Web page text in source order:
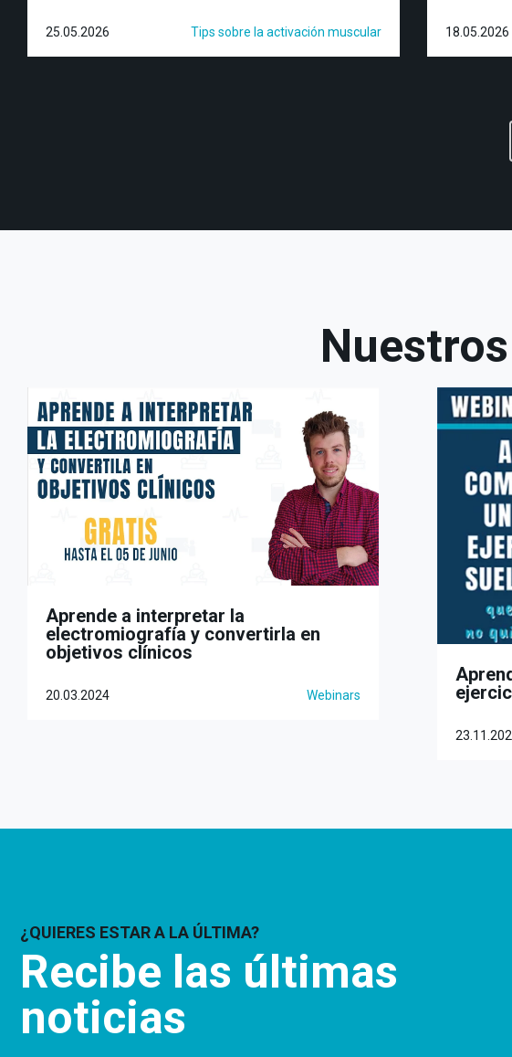
25.05.2026 Tips sobre la activación muscular 18.05.2026
Aprende a interpretar la
electromiografía y convertirla en
objetivos clínicos
20.03.2024 Webinars
¿QUIERES ESTAR A LA ÚLTIMA?
Recibe las últimas
noticias